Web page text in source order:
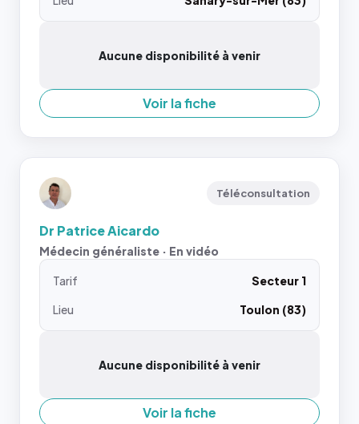
Aucune disponibilité à venir
Voir la fiche
Téléconsultation
Dr Patrice Aicardo
Médecin généraliste · En vidéo
Tarif
Secteur 1
Lieu
Toulon (83)
Aucune disponibilité à venir
Voir la fiche